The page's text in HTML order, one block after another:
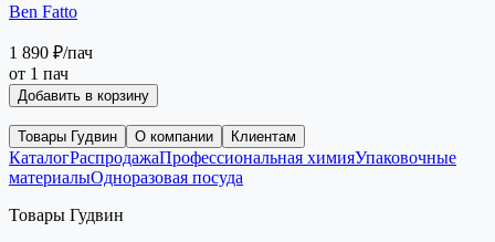
Ben Fatto
1 890 ₽/пач
от 1 пач
Добавить в корзину
Товары Гудвин О компании Клиентам
КаталогРаспродажаПрофессиональная химияУпаковочные
материалыОдноразовая посуда
Товары Гудвин